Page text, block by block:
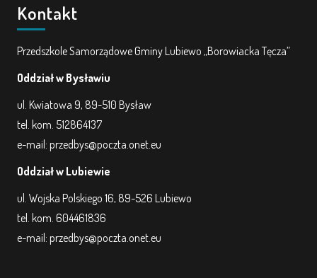
OSIĄGNIĘCIA
NASI PRZYJACIELE
KĄCIK DLA RODZICÓW
Kontakt
Przedszkole Samorządowe Gminy Lubiewo „Borowiacka Tęcza”
Oddział w Bysławiu
ul. Kwiatowa 9, 89-510 Bysław
tel. kom. 512864137
e-mail: przedbys@poczta.onet.eu
Oddział w Lubiewie
ul. Wojska Polskiego 16, 89-526 Lubiewo
tel. kom. 604461836
e-mail: przedbys@poczta.onet.eu